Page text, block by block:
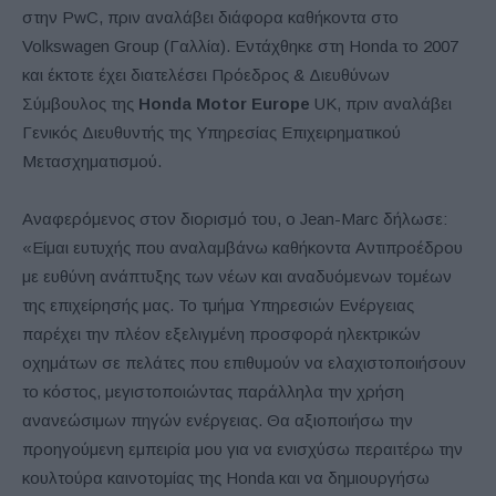
στην PwC, πριν αναλάβει διάφορα καθήκοντα στο
Volkswagen Group (Γαλλία). Εντάχθηκε στη Honda το 2007
και έκτοτε έχει διατελέσει Πρόεδρος & Διευθύνων
Σύμβουλος της Honda Motor Europe UK, πριν αναλάβει
Γενικός Διευθυντής της Υπηρεσίας Επιχειρηματικού
Μετασχηματισμού.
Αναφερόμενος στον διορισμό του, ο Jean-Marc δήλωσε:
«Είμαι ευτυχής που αναλαμβάνω καθήκοντα Αντιπροέδρου
με ευθύνη ανάπτυξης των νέων και αναδυόμενων τομέων
της επιχείρησής μας. Το τμήμα Υπηρεσιών Ενέργειας
παρέχει την πλέον εξελιγμένη προσφορά ηλεκτρικών
οχημάτων σε πελάτες που επιθυμούν να ελαχιστοποιήσουν
το κόστος, μεγιστοποιώντας παράλληλα την χρήση
ανανεώσιμων πηγών ενέργειας. Θα αξιοποιήσω την
προηγούμενη εμπειρία μου για να ενισχύσω περαιτέρω την
κουλτούρα καινοτομίας της Honda και να δημιουργήσω